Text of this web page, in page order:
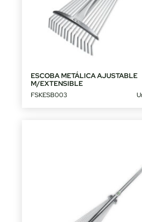
ESCOBA METÁLICA AJUSTABLE
M/EXTENSIBLE
FSKESB003